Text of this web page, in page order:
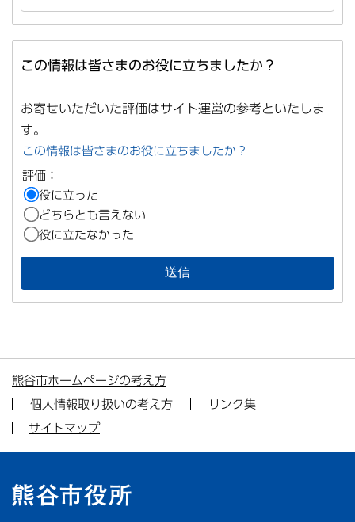
この情報は皆さまのお役に立ちましたか？
お寄せいただいた評価はサイト運営の参考といたしま
す。
この情報は皆さまのお役に立ちましたか？
評価：
役に立った
どちらとも言えない
役に立たなかった
熊谷市ホームページの考え方
個人情報取り扱いの考え方
リンク集
サイトマップ